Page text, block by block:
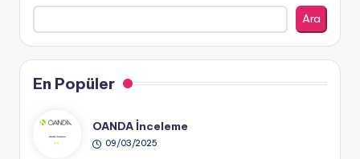
Ara
En Popüler
OANDA İnceleme
09/03/2025